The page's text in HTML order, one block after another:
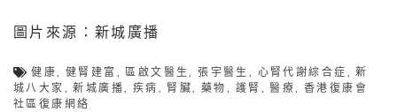
圖片來源：新城廣播
健康,健腎建富 ,區啟文醫生,張宇醫生 , 心腎代謝綜合症 ,新
城八大家 ,新城廣播, 疾病 , 腎臟,藥物 , 護腎 ,醫療, 香港復康會
社區復康網絡